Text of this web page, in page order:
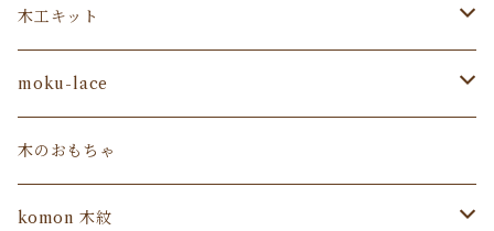
木工キット
小学生向け
3～6歳向け
moku-lace
コースター
Ｓサイズ
マグネット
木のおもちゃ
komon 木紋